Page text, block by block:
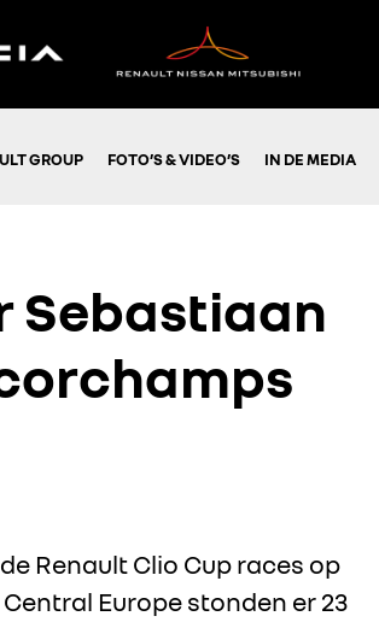
GROUP FOTO’S & VIDEO’S IN DE MEDIA
Sebastiaan
Renault Clio Cup races op
Europe stonden er 23